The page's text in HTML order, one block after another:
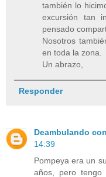
también lo
excursión tan
pensado
Nosotros
en toda la zona.
Un abrazo,
Responder
Deambulando
14:39
Pompeya era un
años, pero tengo